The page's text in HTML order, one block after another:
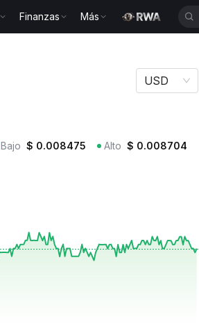
Finanzas Más
USD
Bajo $ 0.008475 Alto $ 0.008704